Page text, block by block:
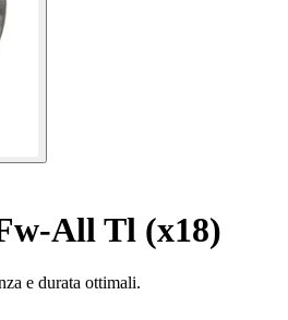
All Tl (x18)
e durata ottimali.